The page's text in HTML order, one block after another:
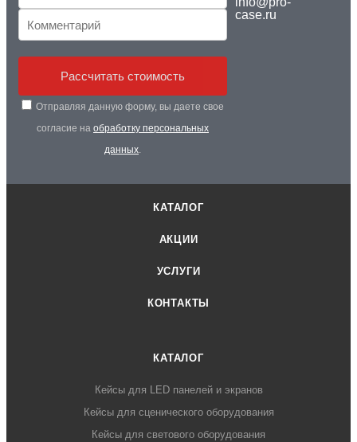
Рассчитать стоимость
Отправляя данную форму, вы даете свое
согласие на обработку персональных
данных.
case.ru
КАТАЛОГ
АКЦИИ
УСЛУГИ
КОНТАКТЫ
КАТАЛОГ
Кейсы для LED панелей и экранов
Кейсы для сценического оборудования
Кейсы для светового оборудования